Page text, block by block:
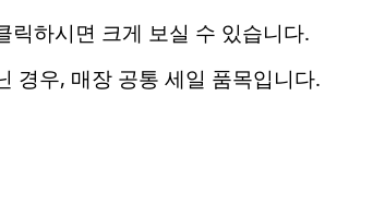
릭하시면 크게 보실 수 있습니다.
경우, 매장 공통 세일 품목입니다.